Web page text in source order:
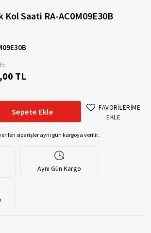
Saati RA-AC0M09E30B
TL
Sepete Ekle
FAVORİLERİME
EKLE
siparişler aynı gün kargoya verilir.
Aynı Gün Kargo